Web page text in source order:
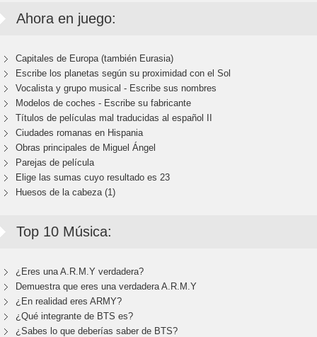
Ahora en juego:
Capitales de Europa (también Eurasia)
Escribe los planetas según su proximidad con el Sol
Vocalista y grupo musical - Escribe sus nombres
Modelos de coches - Escribe su fabricante
Títulos de películas mal traducidas al español II
Ciudades romanas en Hispania
Obras principales de Miguel Ángel
Parejas de película
Elige las sumas cuyo resultado es 23
Huesos de la cabeza (1)
Top 10 Música:
¿Eres una A.R.M.Y verdadera?
Demuestra que eres una verdadera A.R.M.Y
¿En realidad eres ARMY?
¿Qué integrante de BTS es?
¿Sabes lo que deberías saber de BTS?